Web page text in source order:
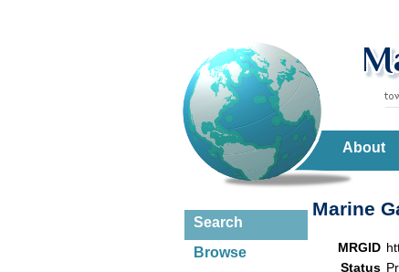
About
Search
Browse
Marine
MRGID
Status